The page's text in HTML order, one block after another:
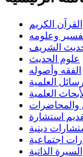
القرآن الكريم
وعلومه
الشريف
علوم الحديث
الفقه وأصوله
العلمية
العلمية
والمحاضرات
استشارة
دينية
اجتماعية
السيرة الذاتية